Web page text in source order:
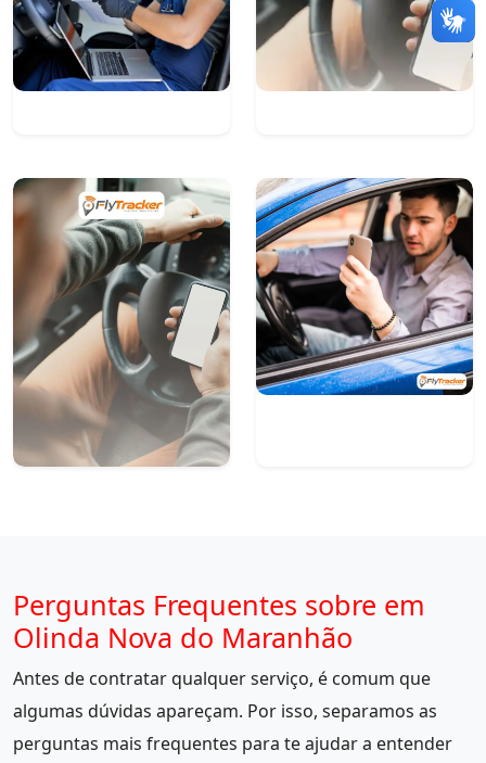
Perguntas Frequentes sobre em
Olinda Nova do Maranhão
Antes de contratar qualquer serviço, é comum que
algumas dúvidas apareçam. Por isso, separamos as
perguntas mais frequentes para te ajudar a entender